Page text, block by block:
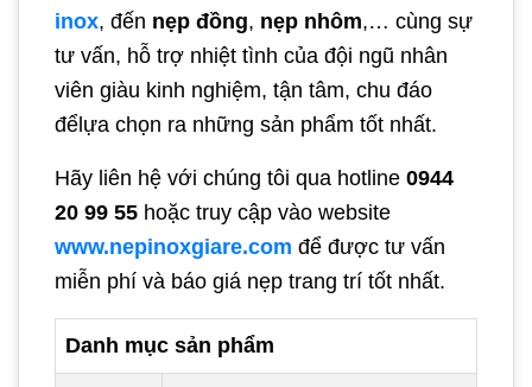
inox, đến nẹp đồng, nẹp nhôm,… cùng sự
tư vấn, hỗ trợ nhiệt tình của đội ngũ nhân
viên giàu kinh nghiệm, tận tâm, chu đáo
đểlựa chọn ra những sản phẩm tốt nhất.
Hãy liên hệ với chúng tôi qua hotline 0944
20 99 55 hoặc truy cập vào website
www.nepinoxgiare.com để được tư vấn
miễn phí và báo giá nẹp trang trí tốt nhất.
Danh mục sản phẩm